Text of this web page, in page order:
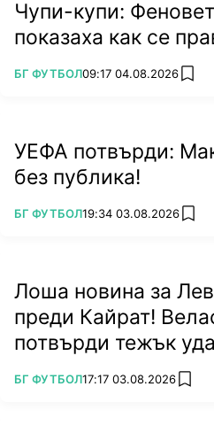
Чупи-купи:
показаха как се
ПОВЕЧЕ ОТ
БГ ФУТБОЛ09:17 04.08.2026 add
УЕФА потвърди:
без публика!
ПОВЕЧЕ ОТ
БГ ФУТБОЛ19:34 03.08.2026 add
Лоша новина за
преди Кайрат!
потвърди тежък
ПОВЕЧЕ ОТ
БГ ФУТБОЛ17:17 03.08.2026 add